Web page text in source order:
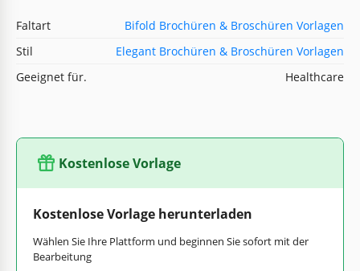
Faltart
Bifold Brochüren & Broschüren Vorlagen
Stil
Elegant Brochüren & Broschüren Vorlagen
Geeignet für.
Healthcare
Kostenlose Vorlage
Kostenlose Vorlage herunterladen
Wählen Sie Ihre Plattform und beginnen Sie sofort mit der
Bearbeitung